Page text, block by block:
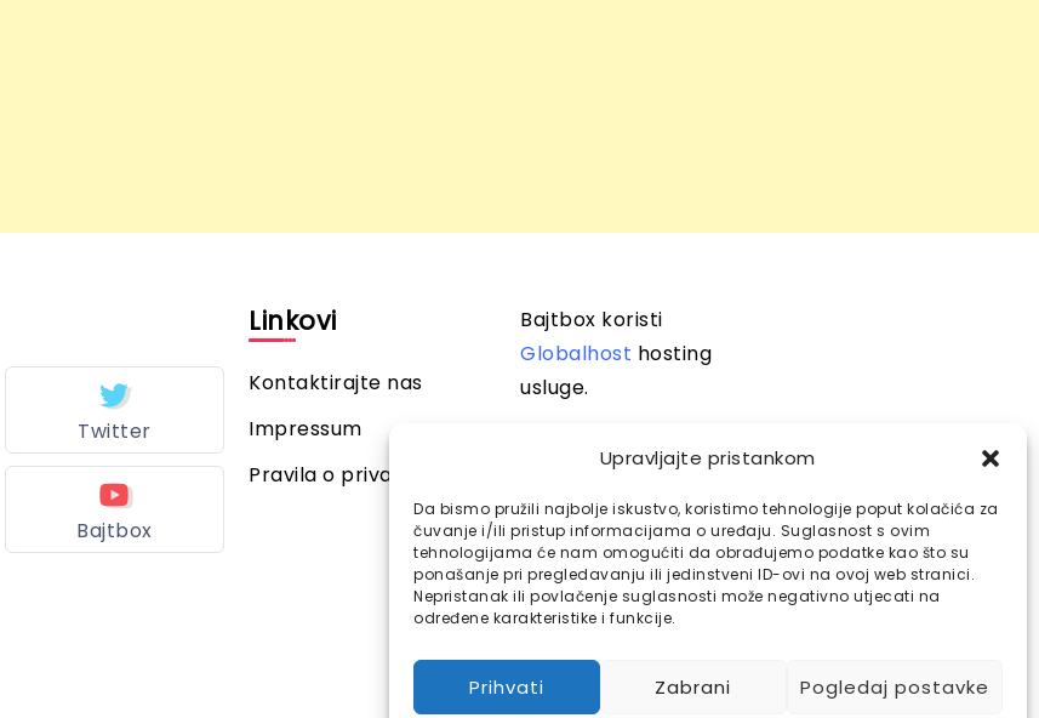
Upravljajte pristankom
Da bismo pružili najbolje iskustvo, koristimo tehnologije poput kolačića za
čuvanje i/ili pristup informacijama o uređaju. Suglasnost s ovim
tehnologijama će nam omogućiti da obrađujemo podatke kao što su
ponašanje pri pregledavanju ili jedinstveni ID-ovi na ovoj web stranici.
Nepristanak ili povlačenje suglasnosti može negativno utjecati na
određene karakteristike i funkcije.
Prihvati Zabrani Pogledaj postavke
Twitter
Bajtbox
Linkovi
Kontaktirajte nas
Impressum
Pravila o privatnosti
Bajtbox koristi
Globalhost hosting
usluge.